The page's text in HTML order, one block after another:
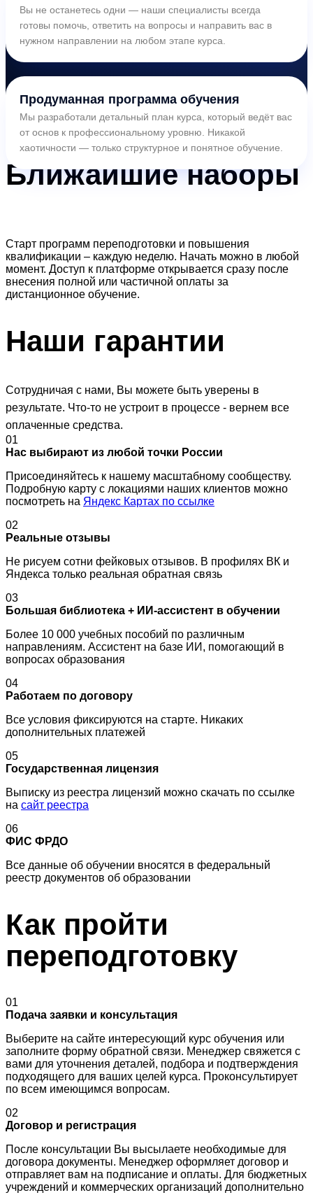
Вы не останетесь одни — наши специалисты всегда
готовы помочь, ответить на вопросы и направить вас в
нужном направлении на любом этапе курса.
Продуманная программа обучения
Мы разработали детальный план курса, который ведёт вас
от основ к профессиональному уровню. Никакой
хаотичности — только структурное и понятное обучение.
Ближайшиенаборы
Старт программ переподготовки и повышения
квалификации – каждую неделю. Начать можно в любой
момент. Доступ к платформе открывается сразу после
внесения полной или частичной оплаты за
дистанционное обучение.
Наши гарантии
Сотрудничая с нами, Вы можете быть уверены в
результате. Что-то не устроит в процессе - вернем все
оплаченные средства.
01
Нас выбирают из любой точки России
Присоединяйтесь к нашему масштабному сообществу.
Подробную карту с локациями наших клиентов можно
посмотреть на Яндекс Картах по ссылке
02
Реальные отзывы
Не рисуем сотни фейковых отзывов. В профилях ВК и
Яндекса только реальная обратная связь
03
Большая библиотека + ИИ-ассистент в обучении
Более 10 000 учебных пособий по различным
направлениям. Ассистент на базе ИИ, помогающий в
вопросах образования
04
Работаем по договору
Все условия фиксируются на старте. Никаких
дополнительных платежей
05
Государственная лицензия
Выписку из реестра лицензий можно скачать по ссылке
на сайт реестра
06
ФИС ФРДО
Все данные об обучении вносятся в федеральный
реестр документов об образовании
Как пройти
переподготовку
01
Подача заявки и консультация
Выберите на сайте интересующий курс обучения или
заполните форму обратной связи. Менеджер свяжется с
вами для уточнения деталей, подбора и подтверждения
подходящего для ваших целей курса. Проконсультирует
по всем имеющимся вопросам.
02
Договор и регистрация
После консультации Вы высылаете необходимые для
договора документы. Менеджер оформляет договор и
отправляет вам на подписание и оплаты. Для бюджетных
учреждений и коммерческих организаций дополнительно